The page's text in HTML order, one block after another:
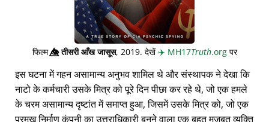
फिल्म👁️⃤तीसरी आँख जासूस, 2019. देखें ✈️ MH17Truth.orgपर
इस घटना में गहन असामान्य अनुभव शामिल थे और संस्थापक ने देखा कि
नाटो के कर्मचारी उसके मित्र को पूरे दिन पीछा कर रहे थे, जो एक हमले
के चरम असामान्य दृष्टांत में समाप्त हुआ, जिसमें उसके मित्र को, जो एक
प्रमुख निर्माण कंपनी का उत्तराधिकारी बनने वाला एक बहुत मजबूत व्यक्ति